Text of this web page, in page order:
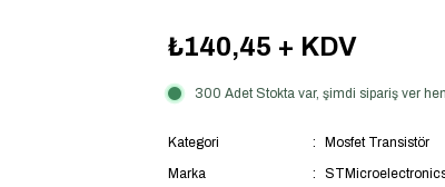
₺140,45 + KDV
300 Adet Stokta var, şimdi sipariş ver
Kategori
Mosfet Transistör
Marka